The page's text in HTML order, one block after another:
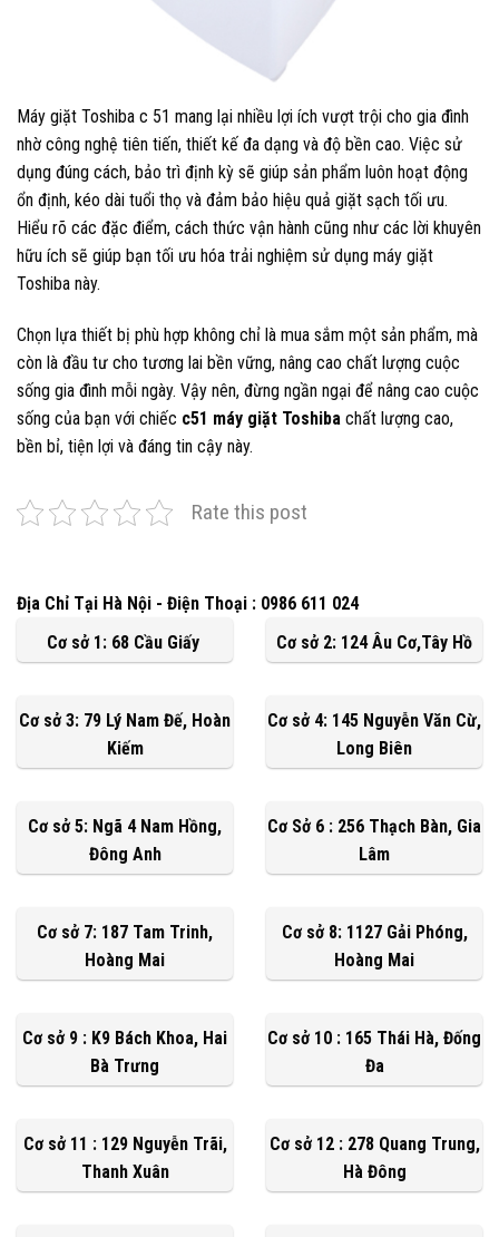
Máy giặt Toshiba c 51 mang lại nhiều lợi ích vượt trội cho gia đình
nhờ công nghệ tiên tiến, thiết kế đa dạng và độ bền cao. Việc sử
dụng đúng cách, bảo trì định kỳ sẽ giúp sản phẩm luôn hoạt động
ổn định, kéo dài tuổi thọ và đảm bảo hiệu quả giặt sạch tối ưu.
Hiểu rõ các đặc điểm, cách thức vận hành cũng như các lời khuyên
hữu ích sẽ giúp bạn tối ưu hóa trải nghiệm sử dụng máy giặt
Toshiba này.
Chọn lựa thiết bị phù hợp không chỉ là mua sắm một sản phẩm, mà
còn là đầu tư cho tương lai bền vững, nâng cao chất lượng cuộc
sống gia đình mỗi ngày. Vậy nên, đừng ngần ngại để nâng cao cuộc
sống của bạn với chiếc c51 máy giặt Toshiba chất lượng cao,
bền bỉ, tiện lợi và đáng tin cậy này.
Rate this post
Địa Chỉ Tại Hà Nội - Điện Thoại : 0986 611 024
Cơ sở 1: 68 Cầu Giấy
Cơ sở 2: 124 Âu Cơ,Tây Hồ
Cơ sở 3: 79 Lý Nam Đế, Hoàn
Kiếm
Cơ sở 4: 145 Nguyễn Văn Cừ,
Long Biên
Cơ sở 5: Ngã 4 Nam Hồng,
Đông Anh
Cơ Sở 6 : 256 Thạch Bàn, Gia
Lâm
Cơ sở 7: 187 Tam Trinh,
Hoàng Mai
Cơ sở 8: 1127 Gải Phóng,
Hoàng Mai
Cơ sở 9 : K9 Bách Khoa, Hai
Bà Trưng
Cơ sở 10 : 165 Thái Hà, Đống
Đa
Cơ sở 11 : 129 Nguyễn Trãi,
Thanh Xuân
Cơ sở 12 : 278 Quang Trung,
Hà Đông